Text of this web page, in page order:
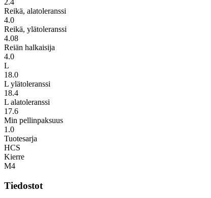
Reikä, alatoleranssi
4.0
Reikä, ylätoleranssi
4.08
Reiän halkaisija
4.0
L
18.0
L ylätoleranssi
18.4
L alatoleranssi
17.6
Min pellinpaksuus
1.0
Tuotesarja
HCS
Kierre
M4
Tiedostot